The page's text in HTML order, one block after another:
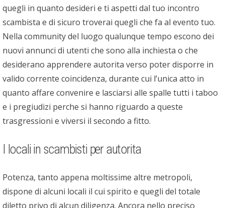
quegli in quanto desideri e ti aspetti dal tuo incontro
scambista e di sicuro troverai quegli che fa al evento tuo.
Nella community del luogo qualunque tempo escono dei
nuovi annunci di utenti che sono alla inchiesta o che
desiderano apprendere autorita verso poter disporre in
valido corrente coincidenza, durante cui l’unica atto in
quanto affare convenire e lasciarsi alle spalle tutti i taboo
e i pregiudizi perche si hanno riguardo a queste
trasgressioni e viversi il secondo a fitto.
I locali in scambisti per autorita
Potenza, tanto appena moltissime altre metropoli,
dispone di alcuni locali il cui spirito e quegli del totale
diletto privo di alcun diligenza. Ancora nello preciso